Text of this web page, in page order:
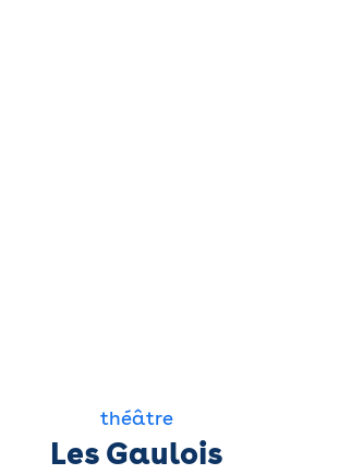
théâtre
Les Gaulois